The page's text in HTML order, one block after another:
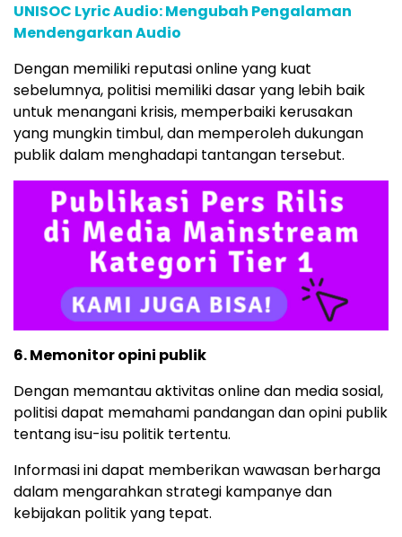
UNISOC Lyric Audio: Mengubah Pengalaman
Mendengarkan Audio
Dengan memiliki reputasi online yang kuat
sebelumnya, politisi memiliki dasar yang lebih baik
untuk menangani krisis, memperbaiki kerusakan
yang mungkin timbul, dan memperoleh dukungan
publik dalam menghadapi tantangan tersebut.
6. Memonitor opini publik
Dengan memantau aktivitas online dan media sosial,
politisi dapat memahami pandangan dan opini publik
tentang isu-isu politik tertentu.
Informasi ini dapat memberikan wawasan berharga
dalam mengarahkan strategi kampanye dan
kebijakan politik yang tepat.